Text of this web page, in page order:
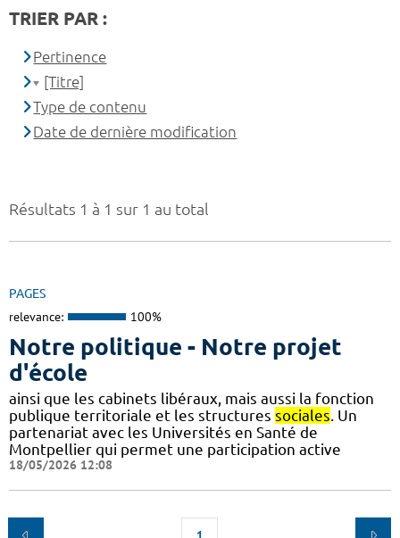
Résultats 1 à 1 sur 1 au total
PAGES
relevance: 100%
Notre politique - Notre projet
d'école
ainsi que les cabinets libéraux, mais aussi la fonction
publique territoriale et les structures sociales . Un
partenariat avec les Universités en Santé de
Montpellier qui permet une participation active
18/05/2026 12:08
TRIER PAR :
Pertinence
[Titre]
Type de contenu
Date de dernière modification